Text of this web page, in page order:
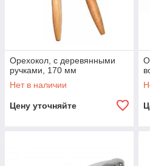
Орехокол, с деревянными
ручками, 170 мм
Нет в наличии
Цену уточняйте